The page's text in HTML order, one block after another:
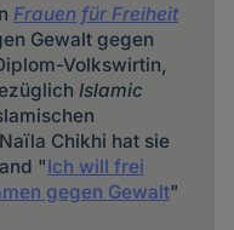
Frauen für Freiheit
Gewalt gegen
Volkswirtin,
Islamic
Chikhi hat sie
"Ich will frei
gegen Gewalt"